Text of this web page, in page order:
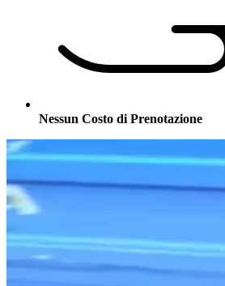
Nessun Costo di Prenotazione